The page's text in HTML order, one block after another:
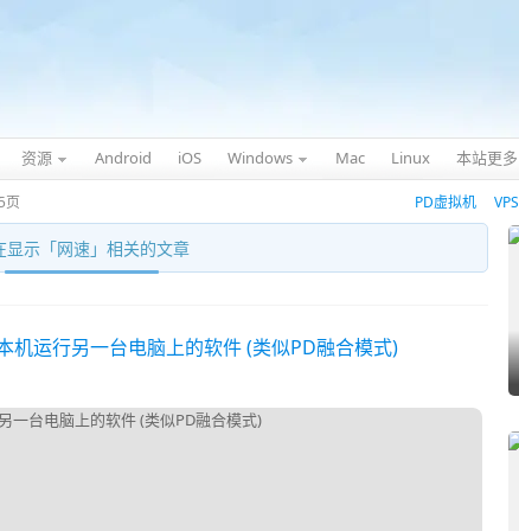
资源 Android iOS Windows Mac Linux 本站更多
页 PD虚拟机 VPS
显示「网速」相关的文章
运行另一台电脑上的软件 (类似PD融合模式)